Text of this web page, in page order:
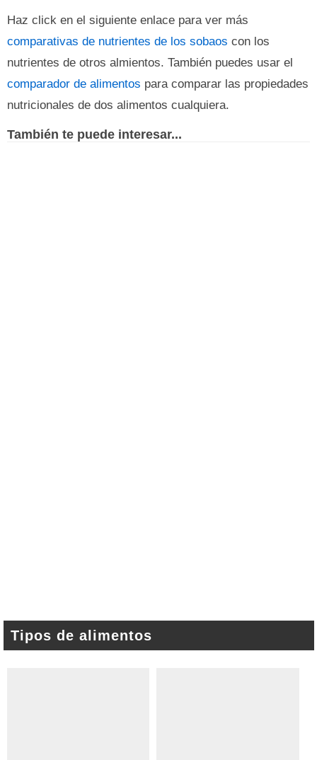
Haz click en el siguiente enlace para ver más
comparativas de nutrientes de los sobaos con los
nutrientes de otros almientos. También puedes usar el
comparador de alimentos para comparar las propiedades
nutricionales de dos alimentos cualquiera.
También te puede interesar...
Tipos de alimentos